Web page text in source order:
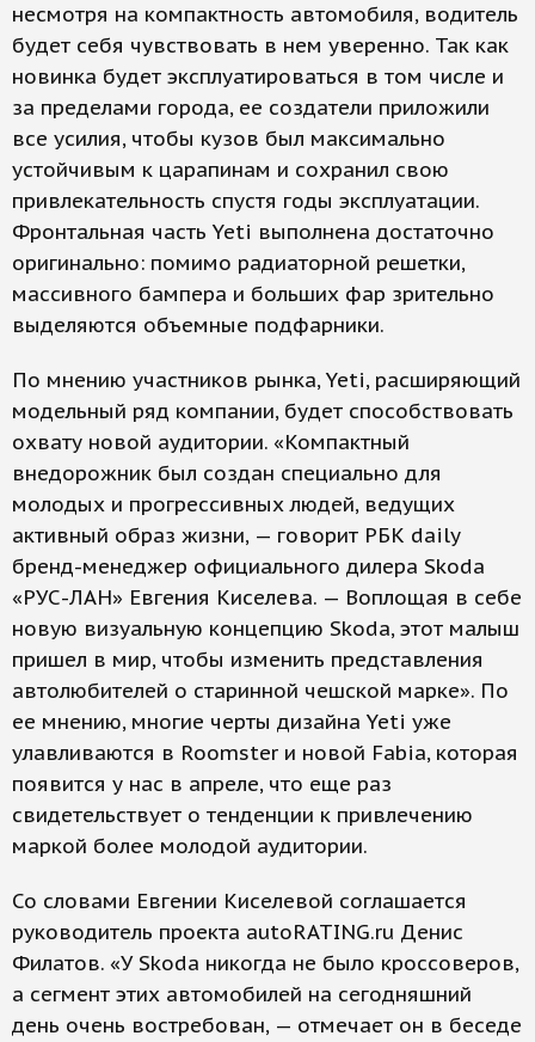
несмотря на компакт­ность автомобиля, водитель
будет себя чувствовать в нем уверенно. Так как
новинка будет эксплуатироваться в том числе и
за пределами города, ее создатели приложили
все усилия, чтобы кузов был максимально
устойчивым к царапинам и сохранил свою
привлекательность спустя годы эксплуатации.
Фронтальная часть Yeti выполнена достаточно
оригинально: помимо радиаторной решетки,
массивного бампера и больших фар зрительно
выделяются объемные подфарники.
По мнению участников рынка, Yeti, расширяющий
модельный ряд компании, будет способствовать
охвату новой аудитории. «Компактный
внедорожник был создан специально для
молодых и прогрессивных людей, ведущих
активный образ жизни, — говорит РБК daily
бренд-менеджер официального дилера Skoda
«РУС-ЛАН» Евгения Киселева. — Воплощая в себе
новую визуальную концепцию Skoda, этот малыш
пришел в мир, чтобы изменить представления
автолюбителей о старинной чешской марке». По
ее мнению, многие черты дизайна Yeti уже
улавливаются в Roomster и новой Fabia, которая
появится у нас в апреле, что еще раз
свидетельствует о тенденции к привлечению
маркой более молодой аудитории.
Со словами Евгении Киселевой соглашается
руководитель проекта autoRATING.ru Денис
Филатов. «У Skoda никогда не было кроссоверов,
а сегмент этих автомобилей на сегодняшний
день очень востребован, — отмечает он в беседе